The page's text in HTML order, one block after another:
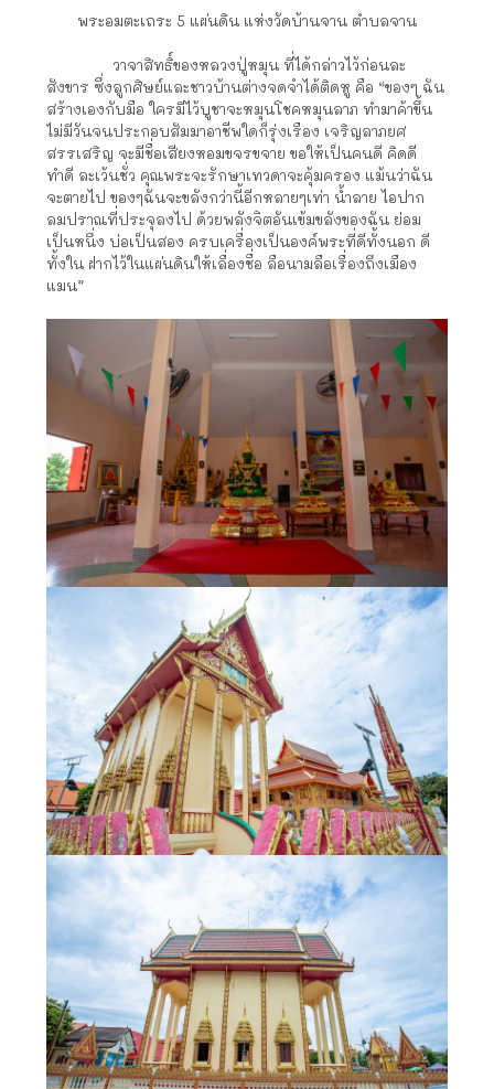
พระอมตะเถระ 5 แผ่นดิน แห่งวัดบ้านจาน ตำบลจาน
วาจาสิทธิ์ของหลวงปู่หมุน ที่ได้กล่าวไว้ก่อนละ
สังขาร ซึ่งลูกศิษย์และชาวบ้านต่างจดจำได้ติดหู คือ “ของๆ ฉัน
สร้างเองกับมือ ใครมีไว้บูชาจะหมุนโชคหมุนลาภ ทำมาค้าขึ้น
ไม่มีวันจนประกอบสัมมาอาชีพใดก็รุ่งเรือง เจริญลาภยศ
สรรเสริญ จะมีชื่อเสียงหอมขจรขจาย ขอให้เป็นคนดี คิดดี
ทำดี ละเว้นชั่ว คุณพระจะรักษาเทวดาจะคุ้มครอง แม้นว่าฉัน
จะตายไป ของๆฉันจะขลังกว่านี้อีกหลายๆเท่า น้ำลาย ไอปาก
ลมปราณที่ประจุลงไป ด้วยพลังจิตอันเข้มขลังของฉัน ย่อม
เป็นหนึ่ง บ่อเป็นสอง ครบเครื่องเป็นองค์พระที่ดีทั้งนอก ดี
ทั้งใน ฝากไว้ในแผ่นดินให้เลื่องชื่อ ลือนามลือเรื่องถึงเมือง
แมน”